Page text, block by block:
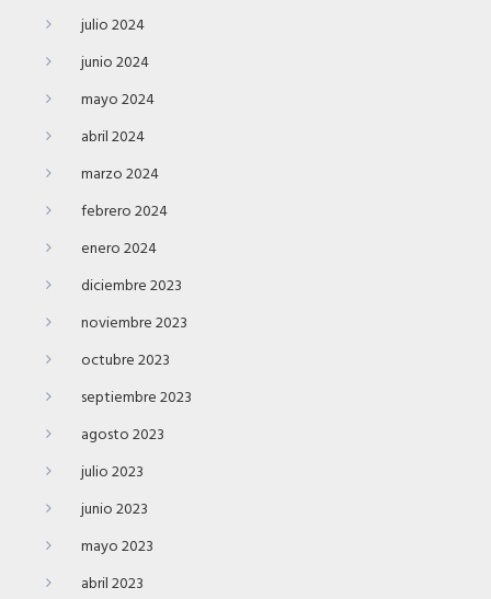
julio 2024
junio 2024
mayo 2024
abril 2024
marzo 2024
febrero 2024
enero 2024
diciembre 2023
noviembre 2023
octubre 2023
septiembre 2023
agosto 2023
julio 2023
junio 2023
mayo 2023
abril 2023